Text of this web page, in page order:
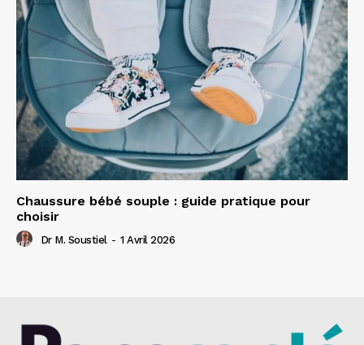
Chaussure bébé souple : guide pratique pour
choisir
Dr M. Soustiel - 1 Avril 2026